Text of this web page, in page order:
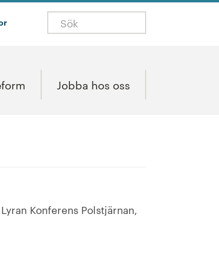
Jobba hos oss
Konferens Polstjärnan,